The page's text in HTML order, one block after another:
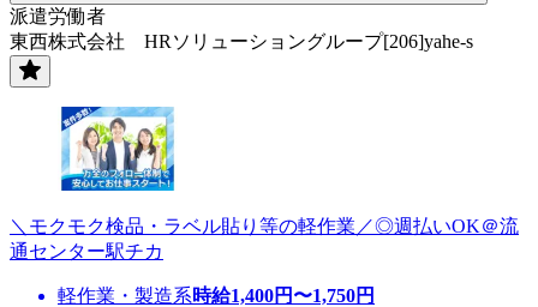
派遣労働者
東西株式会社 HRソリューショングループ[206]yahe-s
＼モクモク検品・ラベル貼り等の軽作業／◎週払いOK＠流
通センター駅チカ
軽作業・製造系時給1,400円〜1,750円